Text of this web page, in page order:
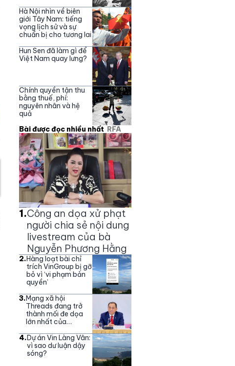
Hà Nội nhìn về biên
giới Tây Nam: tiếng
vọng lịch sử và sự
chuẩn bị cho tương lai
Hun Sen đã làm gì để
Việt Nam quay lưng?
Chính quyền tận thu
bằng thuế, phí:
nguyên nhân và hệ
quả
Bài được đọc nhiều nhất RFA
1.Công an dọa xử phạt
người chia sẻ nội dung
livestream của bà
Nguyễn Phương Hằng
2.Hàng loạt bài chỉ
trích VinGroup bị gỡ
bỏ vì ‘vi phạm bản
quyền’
3.Mạng xã hội
Threads đang trở
thành mối đe dọa
lớn nhất của
4.Dự án Vin Làng Vân:
vì sao dư luận dậy
sóng?